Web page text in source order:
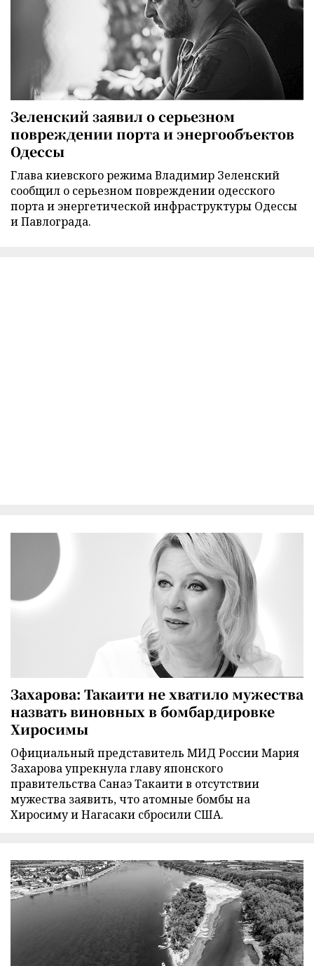
Зеленский заявил о серьезном
повреждении порта и энергообъектов
Одессы
Глава киевского режима Владимир Зеленский
сообщил о серьезном повреждении одесского
порта и энергетической инфраструктуры Одессы
и Павлограда.
Захарова: Такаити не хватило мужества
назвать виновных в бомбардировке
Хиросимы
Официальный представитель МИД России Мария
Захарова упрекнула главу японского
правительства Санаэ Такаити в отсутствии
мужества заявить, что атомные бомбы на
Хиросиму и Нагасаки сбросили США.